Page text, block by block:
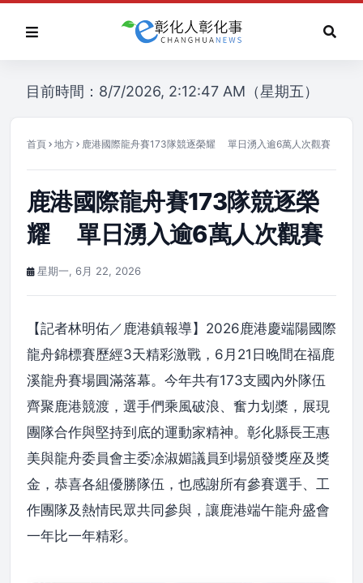
目前時間：8/7/2026, 2:12:47 AM（星期五）
首頁 地方 鹿港國際龍舟賽173隊競逐榮耀 單日湧入逾6萬人次觀賽
鹿港國際龍舟賽173隊競逐榮
耀 單日湧入逾6萬人次觀賽
星期一, 6月 22, 2026
【記者林明佑／鹿港鎮報導】2026鹿港慶端陽國際
龍舟錦標賽歷經3天精彩激戰，6月21日晚間在福鹿
溪龍舟賽場圓滿落幕。今年共有173支國內外隊伍
齊聚鹿港競渡，選手們乘風破浪、奮力划槳，展現
團隊合作與堅持到底的運動家精神。彰化縣長王惠
美與龍舟委員會主委凃淑媚議員到場頒發獎座及獎
金，恭喜各組優勝隊伍，也感謝所有參賽選手、工
作團隊及熱情民眾共同參與，讓鹿港端午龍舟盛會
一年比一年精彩。